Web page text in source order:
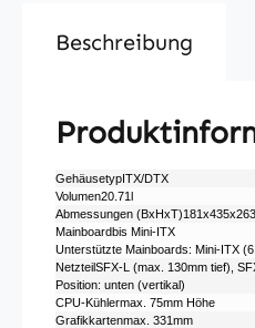
Beschreibung
GehäusetypITX/​DTX
Volumen20.71l
Abmessungen
Mainboardbis Mini-ITX
Unterstützte Mainboards: Mini-ITX
NetzteilSFX-L (max. 130mm tief),
Position: unten (vertikal)
CPU-Kühlermax. 75mm Höhe
Grafikkartenmax. 331mm